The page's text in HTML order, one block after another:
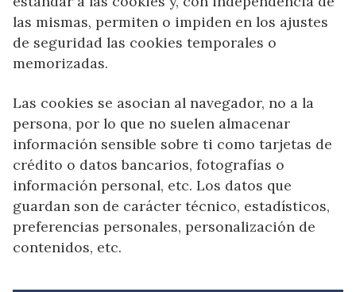
las mismas, permiten o impiden en los ajustes
de seguridad las cookies temporales o
memorizadas.
Las cookies se asocian al navegador, no a la
persona, por lo que no suelen almacenar
información sensible sobre ti como tarjetas de
crédito o datos bancarios, fotografías o
información personal, etc. Los datos que
guardan son de carácter técnico, estadísticos,
preferencias personales, personalización de
contenidos, etc.